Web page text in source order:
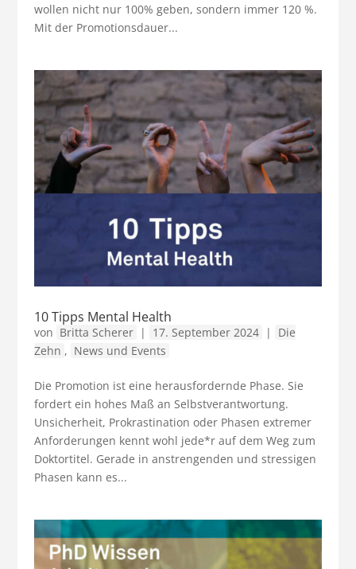
wollen nicht nur 100% geben, sondern immer 120 %.
Mit der Promotionsdauer...
10 Tipps Mental Health
von Britta Scherer | 17. September 2024 |
Die
Zehn , News und Events
Die Promotion ist eine herausfordernde Phase. Sie
fordert ein hohes Maß an Selbstverantwortung.
Unsicherheit, Prokrastination oder Phasen extremer
Anforderungen kennt wohl jede*r auf dem Weg zum
Doktortitel. Gerade in anstrengenden und stressigen
Phasen kann es...